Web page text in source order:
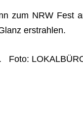
zum NRW Fest
erstrahlen.
Foto: